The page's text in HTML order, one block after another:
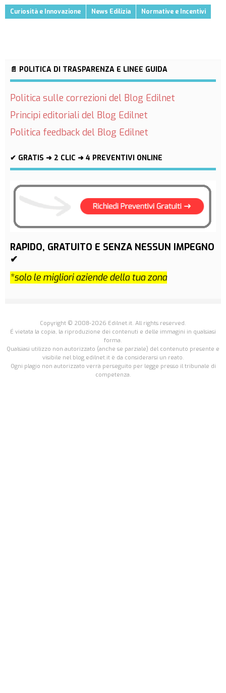
Curiosità e Innovazione News Edilizia Normative e Incentivi
📄 POLITICA DI TRASPARENZA E LINEE GUIDA
Politica sulle correzioni del Blog Edilnet
Principi editoriali del Blog Edilnet
Politica feedback del Blog Edilnet
✔ GRATIS ➜ 2 CLIC ➜ 4 PREVENTIVI ONLINE
RAPIDO, GRATUITO E SENZA NESSUN IMPEGNO
✔
*solo le migliori aziende della tua zona
Copyright © 2008-2026 Edilnet.it. All rights reserved.
É vietata la copia, la riproduzione dei contenuti e delle immagini in qualsiasi
forma.
Qualsiasi utilizzo non autorizzato (anche se parziale) del contenuto presente e
visibile nel blog.edilnet.it è da considerarsi un reato.
Ogni plagio non autorizzato verrà perseguito per legge presso il tribunale di
competenza.